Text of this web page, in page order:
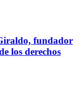
fundador
los derechos